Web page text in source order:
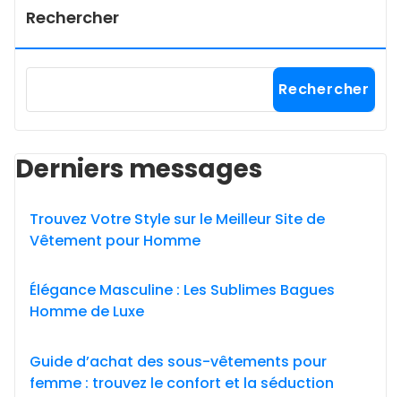
Rechercher
Rechercher
Derniers messages
Trouvez Votre Style sur le Meilleur Site de
Vêtement pour Homme
Élégance Masculine : Les Sublimes Bagues
Homme de Luxe
Guide d’achat des sous-vêtements pour
femme : trouvez le confort et la séduction